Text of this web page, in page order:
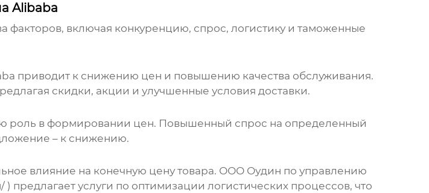
Alibaba
факторов, включая конкуренцию, спрос, логистику и таможенные
приводит к снижению цен и повышению качества обслуживания.
скидки, акции и улучшенные условия доставки.
роль в формировании цен. Повышенный спрос на определенный
– к снижению.
влияние на конечную цену товара. ООО Оудин по управлению
) предлагает услуги по оптимизации логистических процессов, что